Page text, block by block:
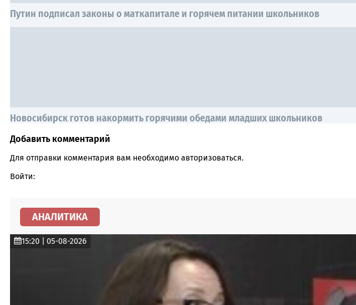
Путин подписал законы о маткапитале и горячем питании школьников
Новосибирск готов накормить горячими обедами младших школьников
Comment section
Добавить комментарий
Для отправки комментария вам необходимо авторизоваться.
Войти:
АНАЛИТИКА
15:20 | 05-08-2026